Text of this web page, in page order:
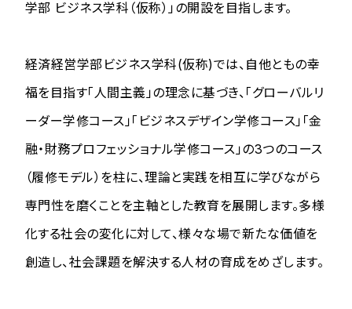
学部 ビジネス学科（仮称）」の開設を目指します。
経済経営学部ビジネス学科(仮称)では、自他ともの幸
福を目指す「人間主義」の理念に基づき、「グローバルリ
ーダー学修コース」「ビジネスデザイン学修コース」「金
融・財務プロフェッショナル学修コース」の3つのコース
（履修モデル）を柱に、理論と実践を相互に学びながら
専門性を磨くことを主軸とした教育を展開します。多様
化する社会の変化に対して、様々な場で新たな価値を
創造し、社会課題を解決する人材の育成をめざします。